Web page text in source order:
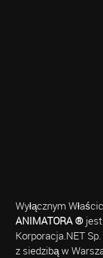
Wyłącznym
ANIMATORA ®jest
Korporacja.NET Sp.
z siedzibą w